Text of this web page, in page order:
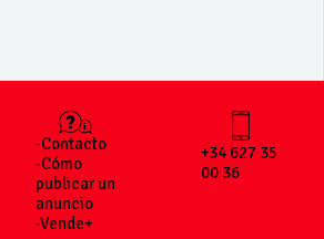
-Contacto
-Cómo
publicar un
anuncio
-Vende+
+34 627 35
00 36